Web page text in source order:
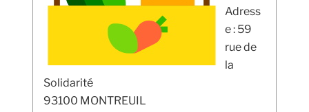
Adress
e : 59
rue de
la
Solidarité
93100 MONTREUIL